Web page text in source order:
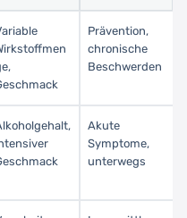
Prävention,
chronische
Beschwerden
Akute
Symptome,
unterwegs